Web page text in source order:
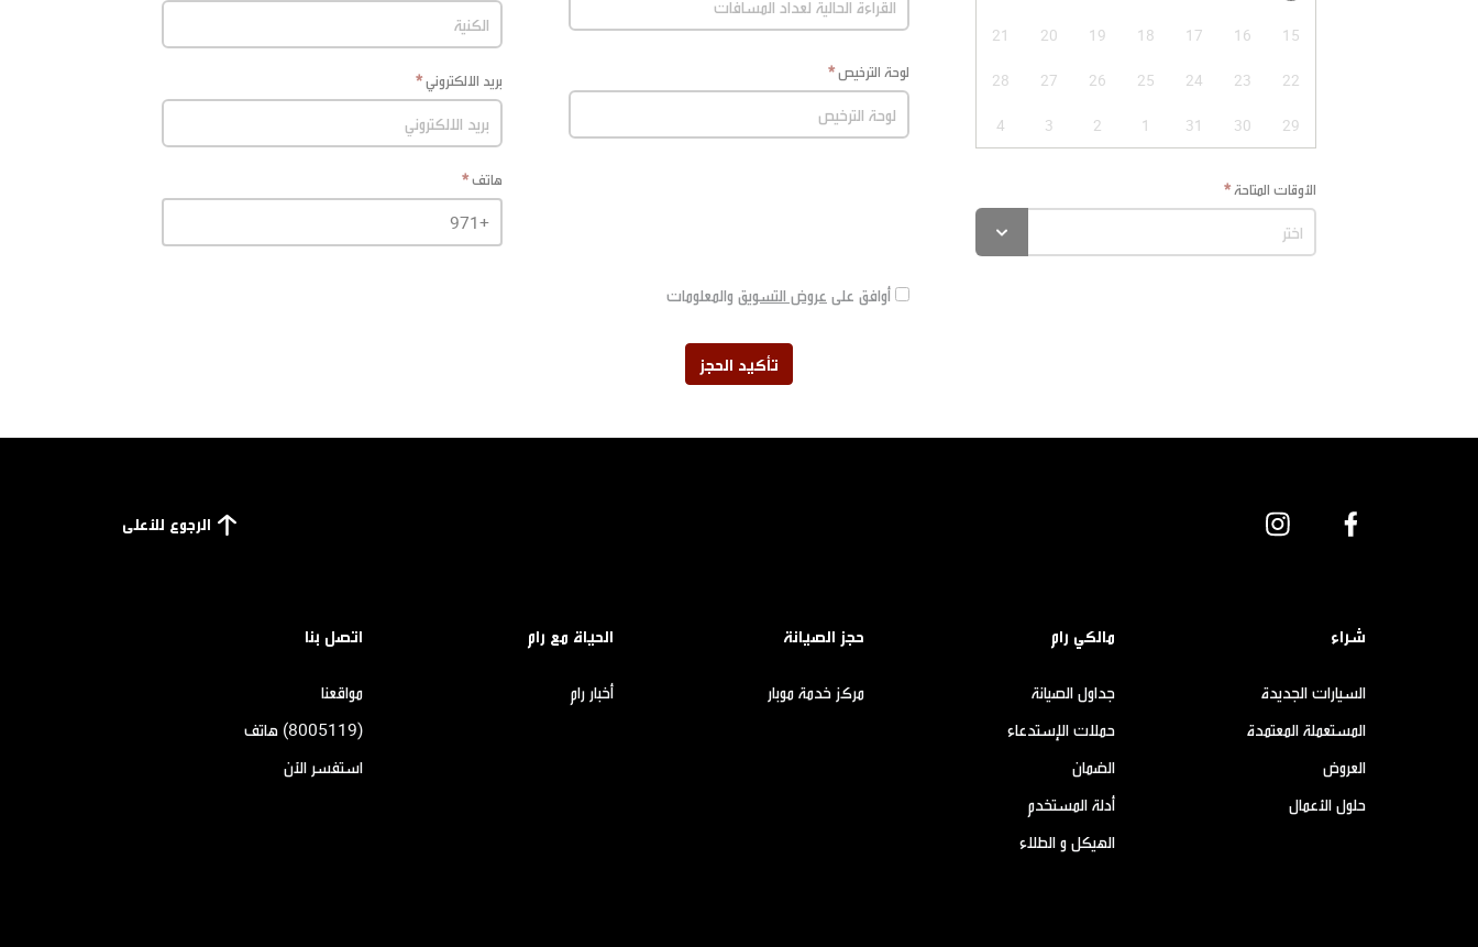
15
16
17
18
19
20
21
22
23
24
25
26
27
28
29
30
31
1
2
3
4
الأوقات المتاحة
لوحة الترخيص بريد الالكتروني
هاتف
أوافق على عروض التسويق والمعلومات
تأكيد الحجز
الرجوع للأعلى
شراء
السيارات الجديدة
المستعملة المعتمدة
العروض
حلول الأعمال
مالكي رام
جداول الصيانة
حملات الإستدعاء
الضمان
أدلة المستخدم
الهيكل و الطلاء
حجز الصيانة
مركز خدمة موبار
الحياة مع رام
أخبار رام
اتصل بنا
مواقعنا
(8005119) هاتف
استفسر الآن